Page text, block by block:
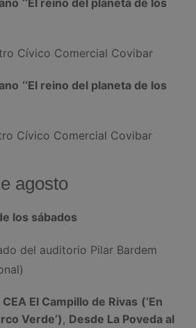
Cívico Comercial Covibar
‘‘El reino del planeta de los
Cívico Comercial Covibar
agosto
los sábados
del auditorio Pilar Bardem
El Campillo de Rivas (‘En
Verde’) , Desde La Poveda al